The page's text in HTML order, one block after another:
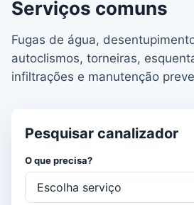
Serviços comuns
Fugas de água,
autoclismos, torneiras,
infiltrações e manutenção
Pesquisar canalizador
O que precisa?